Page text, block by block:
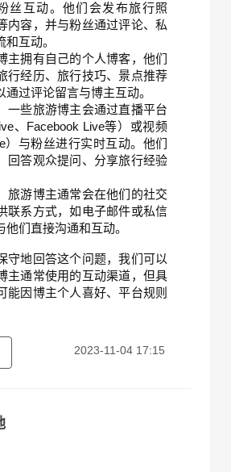
丝互动。他们会发布旅行照
内容，并与粉丝通过评论、私
互动。
主拥有自己的个人博客，他们
行经历、旅行技巧、景点推荐
过评论留言与博主互动。
一些旅游博主会通过直播平台
、Facebook Live等）或视频
）与粉丝进行实时互动。他们
回答观众提问、分享旅行经验
旅游博主通常会在他们的社交
联系方式，如电子邮件或私信
们直接沟通和互动。
守地回答这个问题，我们可以
主通常使用的互动渠道，但具
能因博主个人喜好、平台规则
2023-11-04 17:15